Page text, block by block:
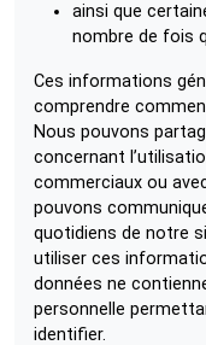
ainsi que
nombre de fois
Ces informations
comprendre
Nous pouvons
concernant
commerciaux ou
pouvons
quotidiens de notre
utiliser ces
données ne
personnelle
identifier.